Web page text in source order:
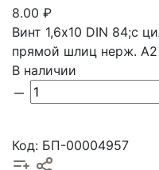
8.00 ₽
Винт 1,6х10 DIN 84;с
прямой шлиц нерж. А2
В наличии
Код: БП-00004957